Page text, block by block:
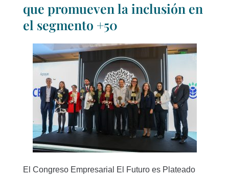
que promueven la inclusión en
el segmento +50
El Congreso Empresarial El Futuro es Plateado